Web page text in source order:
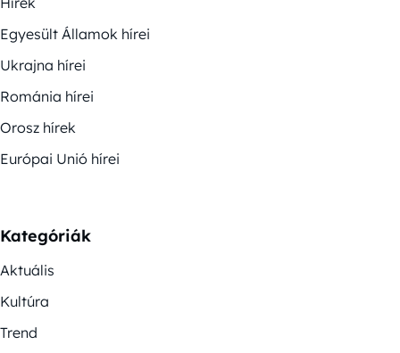
Egyesült Államok hírei
Ukrajna hírei
Románia hírei
Orosz hírek
Európai Unió hírei
Kategóriák
Aktuális
Kultúra
Trend